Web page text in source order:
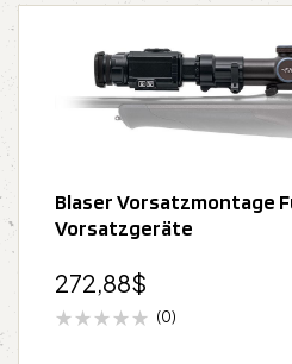
Blaser Vorsatzmontage
Vorsatzgeräte
272,88$
(0)